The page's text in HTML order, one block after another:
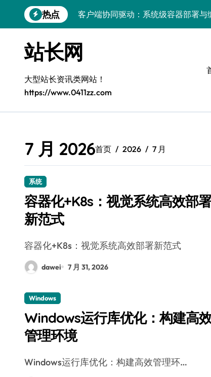
到
热点
客户端协同驱动：系统级容器部署与
容器技术领航，编排策略赋能：打造
容器部署与编排优化：赋能高效运维
容器部署与编排：重塑服务器管理新
破局之道：大模型平台安全运营实战
VR创业新路径：模式创新与平台化双
科技赋能：系统容器优化与高效编排
站长网
大型站长资讯类网站！
https://www.0411zz.com
7 月 2026首页 2026 7 月
系统
容器化+K8s：视觉系统高效部
新范式
容器化+K8s：视觉系统高效部署新范式
dawei 7 月 31, 2026
Windows
Windows运行库优化：构建高
管理环境
Windows运行库优化：构建高效管理环…